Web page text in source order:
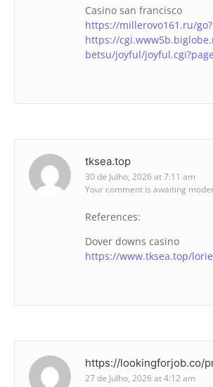
Casino san francisco
https://millerovo161.ru/go?
https://
betsu/joyful/
tksea.top
30 de Julho, 2026 at 7:11 am
Your comment is awaiting
References:
Dover downs casino
https://www.tksea.top/
https://lookingforjob.co/
27 de Julho, 2026 at 4:12 am